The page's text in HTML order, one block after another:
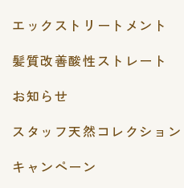
エックストリートメント
髪質改善酸性ストレート
お知らせ
スタッフ天然コレクション
キャンペーン